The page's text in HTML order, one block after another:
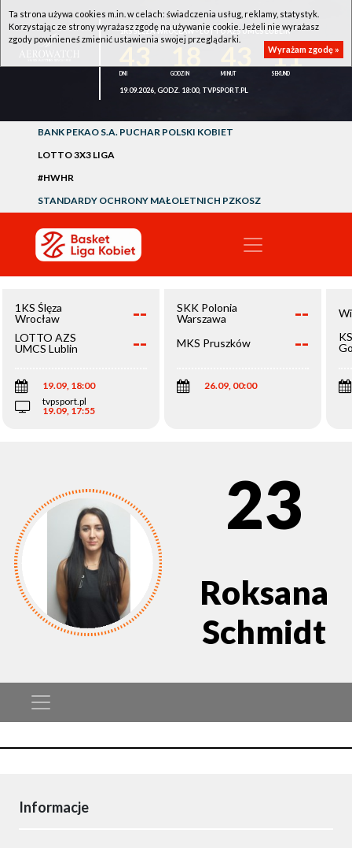
1KS ŚLĘZA WROCŁAW - LOTTO AZS UMCS LUBLIN
11
19.09.2026, GODZ. 18:00, TVPSPORT.PL
BANK PEKAO S.A. PUCHAR POLSKI KOBIET
LOTTO 3X3 LIGA
#HWHR
STANDARDY OCHRONY MAŁOLETNICH PZKOSZ
1KS Ślęza
Wrocław
--
LOTTO AZS
UMCS Lublin
--
19.09, 18:00
tvpsport.pl
19.09, 17:55
SKK Polonia
Warszawa
--
MKS Pruszków --
26.09, 00:00
23
Roksana
Schmidt
Informacje
Ta strona używa cookies m.in. w celach: świadczenia usług, reklamy, statystyk.
Korzystając ze strony wyrażasz zgodę na używanie cookie. Jeżeli nie wyrażasz
zgody powinieneś zmienić ustawienia swojej przeglądarki.
Wyrażam zgodę »